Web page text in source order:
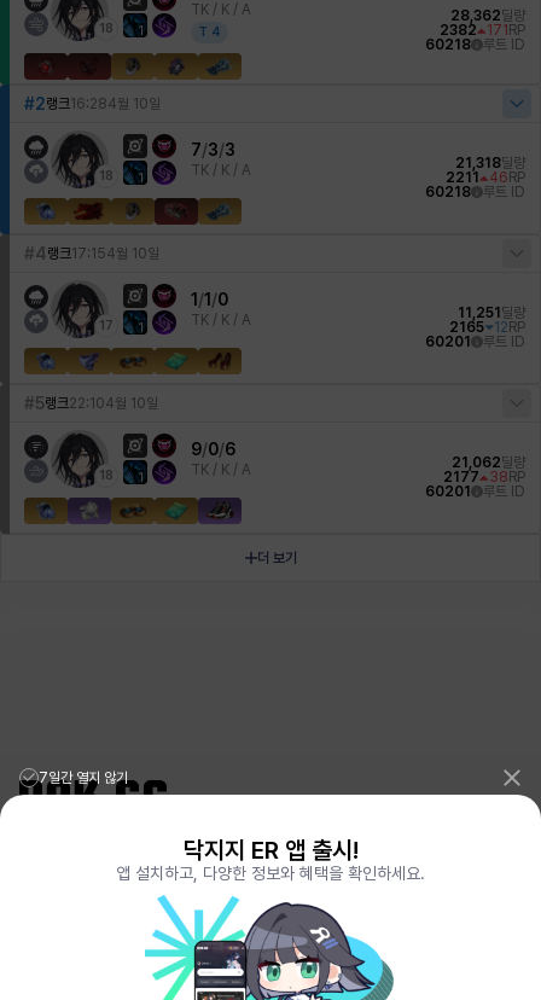
18 1
TK / K / A
T 4
28,362딜량
2382
171 RP
60218
루트 ID
#2랭크16:284월 10일
18 1
7/3/3
TK / K / A 21,318딜량
2211
46 RP
60218
루트 ID
#4랭크17:154월 10일
17 1
1 /1 /0
TK / K / A 11,251 딜량
2165
12 RP
60201
루트 ID
#5랭크22:104월 10일
18 1
9/0/6
TK / K / A 21,062딜량
2177
38 RP
60201
루트 ID
더 보기
리그오브레전드 전적검색 포로지지PORO.GG
전략적팀전투 TFT 전적검색 롤체지지 LOLCHESS.GG
메이플스토리 종합통계MAPLE.GG
VALORANT.DAK.GG
배틀그라운드 전적검색PUBG.DAK.GG
이터널 리턴 전적검색ER.DAK.GG
7일간 열지 않기
닥지지 ER 앱 출시!
앱 설치하고, 다양한 정보와 혜택을 확인하세요.